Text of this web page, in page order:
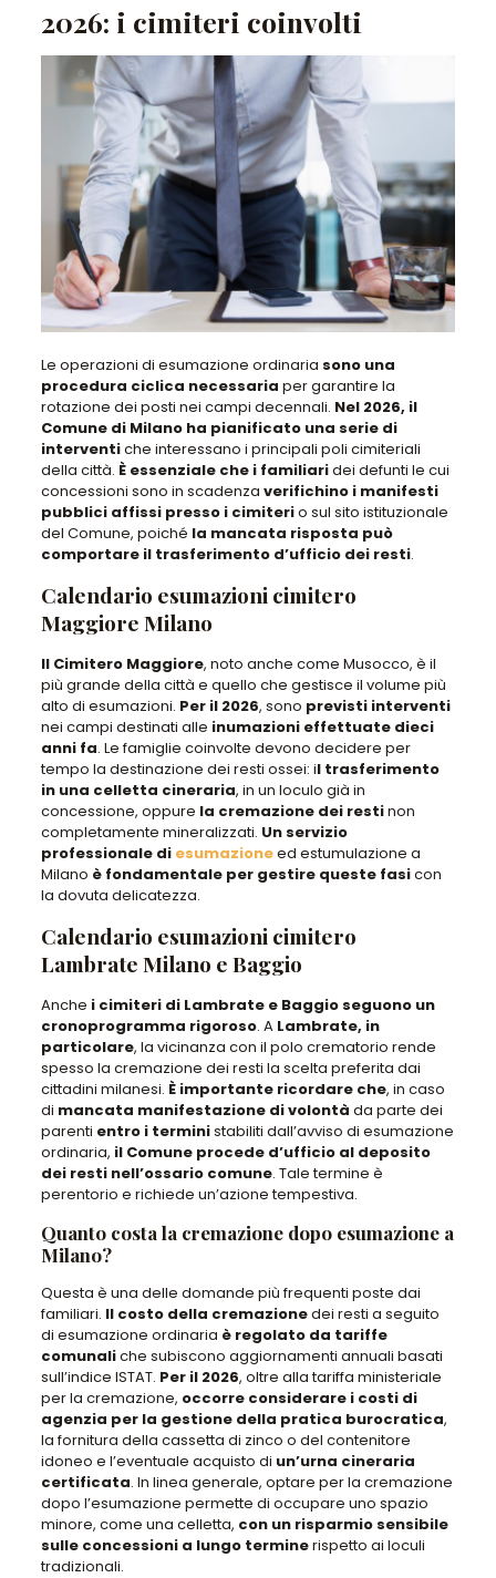
2026: i cimiteri coinvolti
Le operazioni di esumazione ordinaria sono una
procedura ciclica necessaria per garantire la
rotazione dei posti nei campi decennali. Nel 2026, il
Comune di Milano ha pianificato una serie di
interventiche interessano i principali poli cimiteriali
della città. È essenziale che i familiaridei defunti le cui
concessioni sono in scadenza verifichino i manifesti
pubblici affissi presso i cimiterio sul sito istituzionale
del Comune, poiché la mancata risposta può
comportare il trasferimento d’ufficio dei resti.
Calendario esumazioni cimitero
Maggiore Milano
Il Cimitero Maggiore, noto anche come Musocco, è il
più grande della città e quello che gestisce il volume più
alto di esumazioni. Per il 2026, sono previsti interventi
nei campi destinati alle inumazioni effettuate dieci
anni fa. Le famiglie coinvolte devono decidere per
tempo la destinazione dei resti ossei: il trasferimento
in una celletta cineraria, in un loculo già in
concessione, oppure la cremazione dei restinon
completamente mineralizzati. Un servizio
professionale di esumazioneed estumulazione a
Milano è fondamentale per gestire queste fasicon
la dovuta delicatezza.
Calendario esumazioni cimitero
Lambrate Milano e Baggio
Anche i cimiteri di Lambrate e Baggio seguono un
cronoprogramma rigoroso. A Lambrate, in
particolare, la vicinanza con il polo crematorio rende
spesso la cremazione dei resti la scelta preferita dai
cittadini milanesi. È importante ricordare che, in caso
di mancata manifestazione di volontà da parte dei
parenti entro i terministabiliti dall’avviso di esumazione
ordinaria, il Comune procede d’ufficio al deposito
dei resti nell’ossario comune. Tale termine è
perentorio e richiede un’azione tempestiva.
Quanto costa la cremazione dopo esumazione a
Milano?
Questa è una delle domande più frequenti poste dai
familiari. Il costo della cremazionedei resti a seguito
di esumazione ordinaria è regolato da tariffe
comunaliche subiscono aggiornamenti annuali basati
sull’indice ISTAT. Per il 2026, oltre alla tariffa ministeriale
per la cremazione, occorre considerare i costi di
agenzia per la gestione della pratica burocratica,
la fornitura della cassetta di zinco o del contenitore
idoneo e l’eventuale acquisto di un’urna cineraria
certificata. In linea generale, optare per la cremazione
dopo l’esumazione permette di occupare uno spazio
minore, come una celletta, con un risparmio sensibile
sulle concessioni a lungo terminerispetto ai loculi
tradizionali.